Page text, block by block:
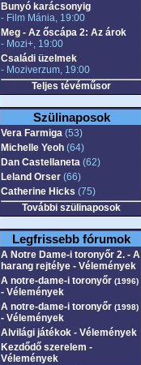
Bunyó karácsonyig
- Film Mánia, 19:00
Meg - Az őscápa 2: Az árok
- Mozi+, 19:00
Családi üzelmek
- Moziverzum, 19:00
Teljes tévéműsor
Szülinaposok
Vera Farmiga(53)
Michelle Yeoh(64)
Dan Castellaneta(62)
Leland Orser(66)
Catherine Hicks (75)
További szülinaposok
Legfrissebb fórumok
A Notre Dame-i toronyőr 2. - A
harang rejtélye - Vélemények
A notre-dame-i toronyőr (1996)
- Vélemények
A notre-dame-i toronyőr (1998)
- Vélemények
Alvilági játékok - Vélemények
Kezdődő szerelem -
Vélemények